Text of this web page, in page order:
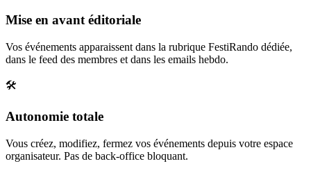
Mise en avant éditoriale
Vos événements apparaissent dans la rubrique FestiRando dédiée,
dans le feed des membres et dans les emails hebdo.
🛠️
Autonomie totale
Vous créez, modifiez, fermez vos événements depuis votre espace
organisateur. Pas de back-office bloquant.